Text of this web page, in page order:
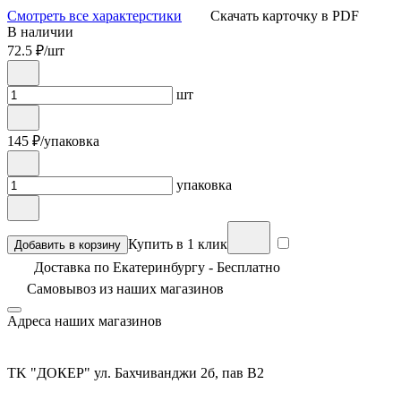
Смотреть все характерстики
Скачать карточку в PDF
В наличии
72.5 ₽/шт
шт
145 ₽/упаковка
упаковка
Добавить в корзину Купить в 1 клик
Доставка по Екатеринбургу - Бесплатно
Самовывоз из наших магазинов
Адреса наших магазинов
TK "ДОКЕР" ул. Бахчиванджи 2б, пав В2